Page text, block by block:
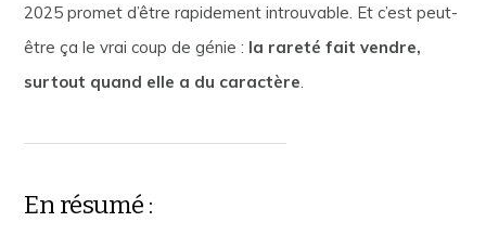
2025 promet d’être rapidement introuvable. Et c’est peut-
être ça le vrai coup de génie : la rareté fait vendre,
surtout quand elle a du caractère.
En résumé :